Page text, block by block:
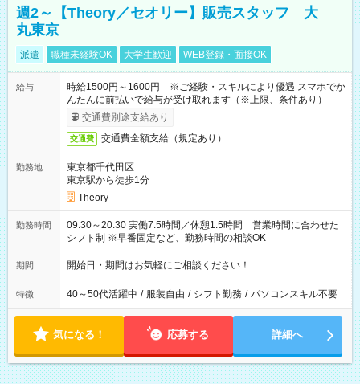
週2～【Theory／セオリー】販売スタッフ 大
丸東京
派遣 職種未経験OK 大学生歓迎 WEB登録・面接OK
給与
時給1500円～1600円 ※ご経験・スキルにより優遇 スマホでか
んたんに前払いで給与が受け取れます（※上限、条件あり）
交通費別途支給あり
交通費 交通費全額支給（規定あり）
勤務地
東京都千代田区
東京駅から徒歩1分
Theory
勤務時間
09:30～20:30 実働7.5時間／休憩1.5時間 営業時間に合わせた
シフト制 ※早番固定など、勤務時間の相談OK
期間 開始日・期間はお気軽にご相談ください！
特徴 40～50代活躍中 / 服装自由 / シフト勤務 / パソコンスキル不要
気になる！ 応募する 詳細へ